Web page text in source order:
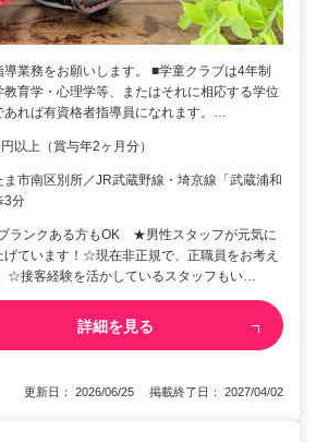
業務をお願いします。 ■学童クラブは4年制
教育学・心理学等、またはそれに相応する学位
あれば有資格者指導員になれます。…
以上（賞与年2ヶ月分）
ま市南区別所／JR武蔵野線・埼京線「武蔵浦和
3分
ランクある方もOK ★男性スタッフが元気に
げています！☆現在非正規で、正職員をお考え
☆接客経験を活かしているスタッフもい…
詳細を見る
更新日： 2026/06/25 掲載終了日： 2027/04/02